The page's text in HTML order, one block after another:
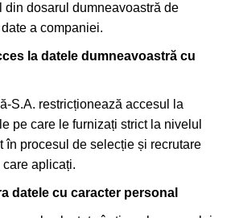
din dosarul dumneavoastră de
a companiei.
la datele dumneavoastră cu
S.A. restricționează accesul la
pe care le furnizați strict la nivelul
în procesul de selecție și recrutare
aplicați.
datele cu caracter personal